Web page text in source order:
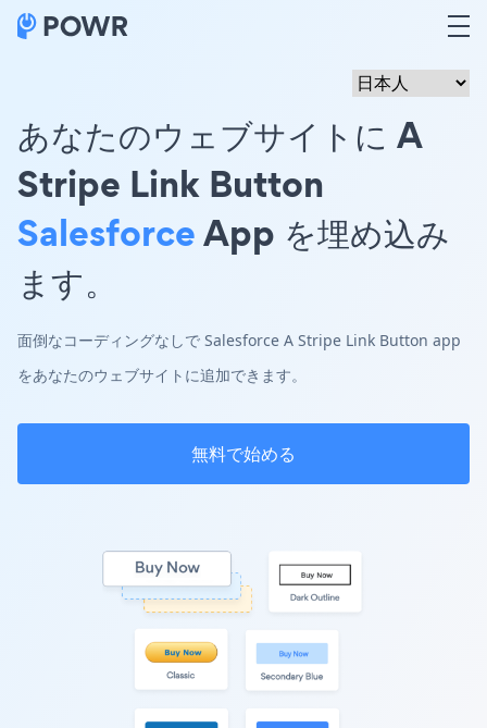
あなたのウェブサイトに A
Stripe Link Button
SalesforceApp を埋め込み
ます。
面倒なコーディングなしで Salesforce A Stripe Link Button app
をあなたのウェブサイトに追加できます。
無料で始める